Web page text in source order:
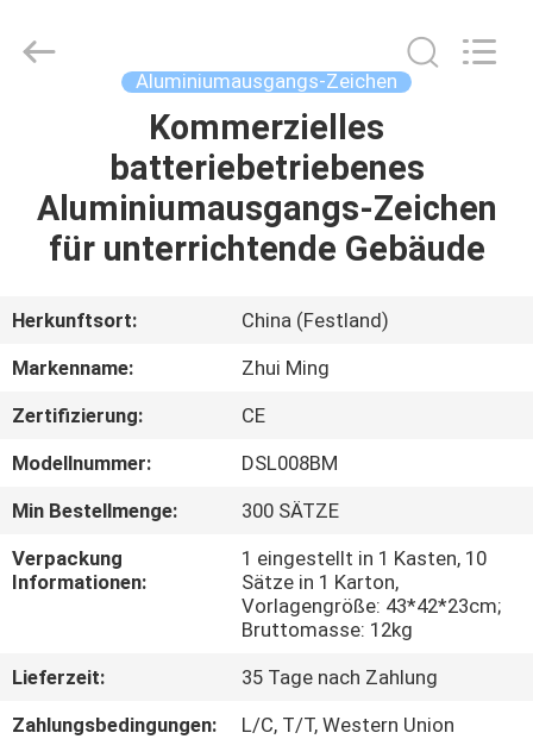
PRODUKTE
UNS
AUSFLUG
QUALITÄTSKONTROLLE
TRETEN
MIT
UNS
Co.,Ltd.
Aluminiumausgangs-Zeichen
Kommerzielles
batteriebetriebenes
Aluminiumausgangs-Zeichen
für unterrichtende Gebäude
Herkunftsort:
China (Festland)
Markenname:
Zhui Ming
Zertifizierung:
CE
Modellnummer:
DSL008BM
Min Bestellmenge:
300 SÄTZE
Verpackung
Informationen:
1 eingestellt in 1 Kasten, 10
Sätze in 1 Karton,
Vorlagengröße: 43*42*23cm;
Bruttomasse: 12kg
Lieferzeit:
35 Tage nach Zahlung
Zahlungsbedingungen:
L/C, T/T, Western Union